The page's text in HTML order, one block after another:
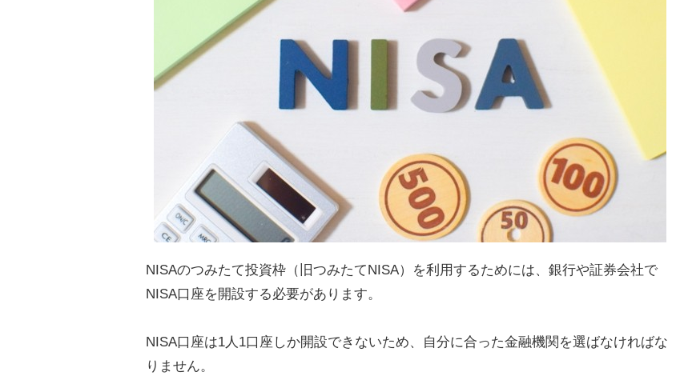
NISAのつみたて投資枠（旧つみたてNISA）を利用するためには、銀行や証券会社で
NISA口座を開設する必要があります。
NISA口座は1人1口座しか開設できないため、自分に合った金融機関を選ばなければな
りません。